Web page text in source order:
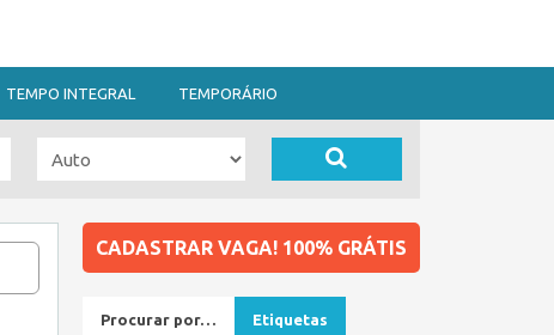
TEMPO INTEGRAL TEMPORÁRIO
CADASTRAR VAGA! 100% GRÁTIS
Procurar por… Etiquetas